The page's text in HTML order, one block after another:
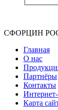
СФОРЦИН
Главная
О нас
Партнёры
Контакты
Карта